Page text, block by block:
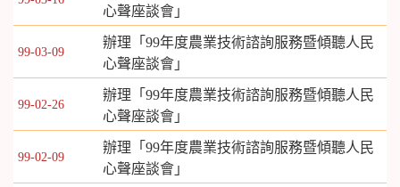
心聲座談會」
99-03-09
辦理「99年度農業技術諮詢服務暨傾聽人民
心聲座談會」
99-02-26
辦理「99年度農業技術諮詢服務暨傾聽人民
心聲座談會」
99-02-09
辦理「99年度農業技術諮詢服務暨傾聽人民
心聲座談會」